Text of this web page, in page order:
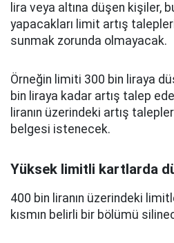
lira veya altına düşen kişiler,
yapacakları limit artış
sunmak zorunda olmayacak.
Örneğin limiti 300 bin liraya
bin liraya kadar artış talep
liranın üzerindeki artış
belgesi istenecek.
Yüksek limitli kartlarda
400 bin liranın üzerindeki
kısmın belirli bir bölümü